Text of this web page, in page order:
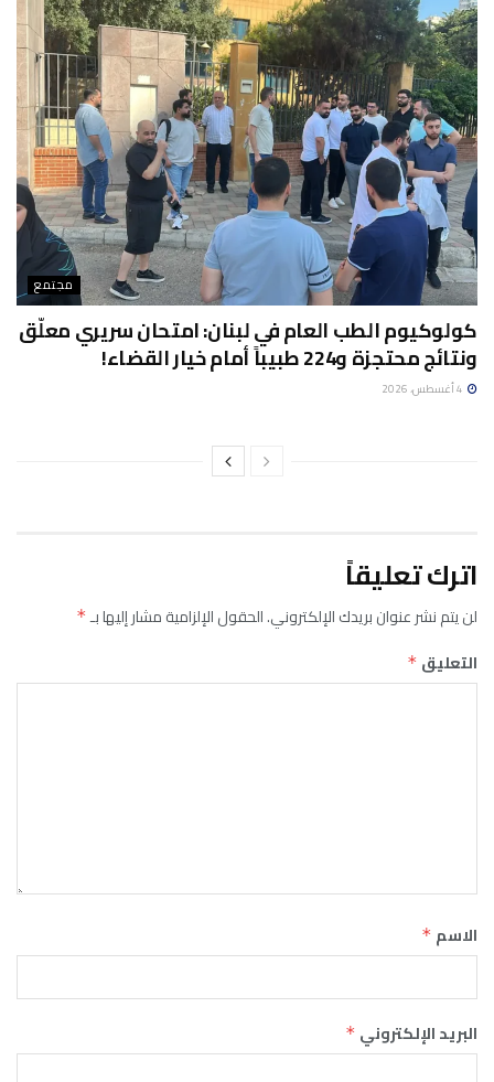
مجتمع
كولوكيوم الطب العام في لبنان: امتحان سريري معلّق
ونتائج محتجزة و224 طبيباً أمام خيار القضاء!
اترك تعليقاً
لن يتم نشر عنوان بريدك الإلكتروني.الحقول الإلزامية مشار إليها بـ*
التعليق *
الاسم *
البريد الإلكتروني *